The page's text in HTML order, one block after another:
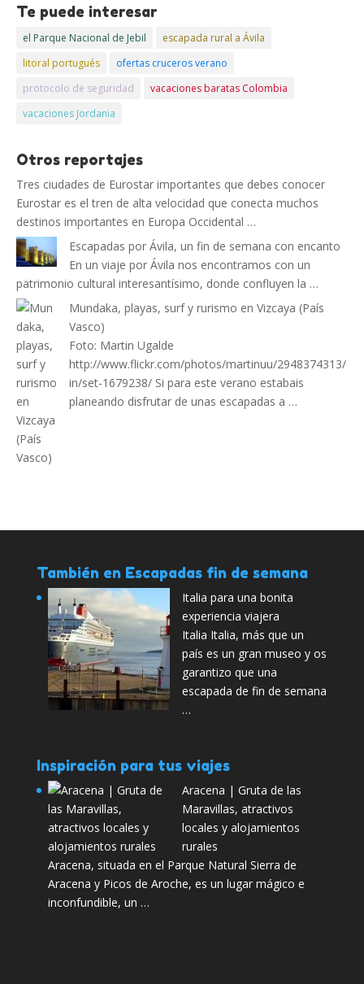
Te puede interesar
el Parque Nacional de Jebil
escapada rural a Ávila
litoral portugués
ofertas cruceros verano
protocolo de seguridad
vacaciones baratas Colombia
vacaciones Jordania
Otros reportajes
Tres ciudades de Eurostar importantes que debes conocer
Eurostar es el tren de alta velocidad que conecta muchos
destinos importantes en Europa Occidental …
Escapadas por Ávila, un fin de semana con encanto
En un viaje por Ávila nos encontramos con un
patrimonio cultural interesantísimo, donde confluyen la …
Mundaka, playas, surf y rurismo en Vizcaya (País
Vasco)
Foto: Martin Ugalde
http://www.flickr.com/photos/martinuu/2948374313/
in/set-1679238/ Si para este verano estabais
planeando disfrutar de unas escapadas a …
También en Escapadas fin de semana
Italia para una bonita
experiencia viajera
Italia Italia, más que un
país es un gran museo y os
garantizo que una
escapada de fin de semana
…
Inspiración para tus viajes
Aracena | Gruta de las
Maravillas, atractivos
locales y alojamientos
rurales
Aracena, situada en el Parque Natural Sierra de
Aracena y Picos de Aroche, es un lugar mágico e
inconfundible, un …